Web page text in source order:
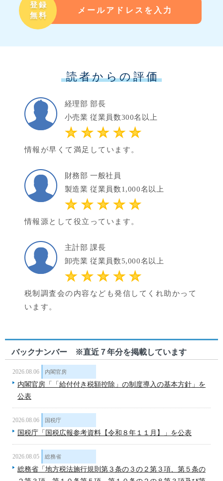
登録
無料
メールアドレスを入力
読者からの評価
経理部 部長
小売業 従業員数300名以上
情報が早くて満足しています。
財務部 一般社員
製造業 従業員数1,000名以上
情報源として役立っています。
主計部 課長
卸売業 従業員数5,000名以上
税制調査会の内容なども発信してくれ助かって
います。
バックナンバー ※直近７年分を掲載しています
2026.08.06 内閣官房
内閣官房「「給付付き税額控除」の制度導入の基本方針」を
公表
2026.08.06 国税庁
国税庁「国税広報参考資料【令和８年１１月】」を公表
2026.08.05 総務省
総務省「地方税法施行規則第３条の３の２第３項、第５条の